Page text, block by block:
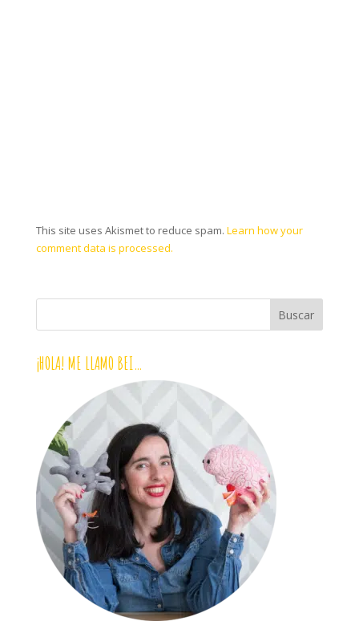
This site uses Akismet to reduce spam. Learn how your
comment data is processed.
¡HOLA! ME LLAMO BEI…